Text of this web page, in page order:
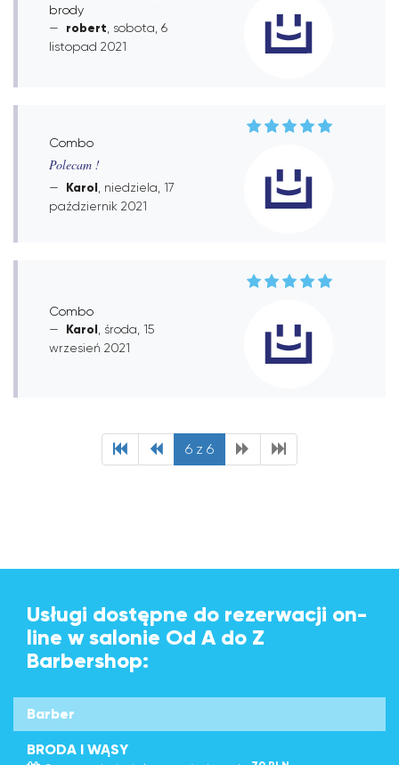
brody
robert , sobota, 6
listopad 2021
Combo
Polecam !
Karol , niedziela, 17
październik 2021
Combo
Karol , środa, 15
wrzesień 2021
6 z 6
Usługi dostępne do rezerwacji on-
line w salonie Od A do Z
Barbershop:
Barber
BRODA I WĄSY